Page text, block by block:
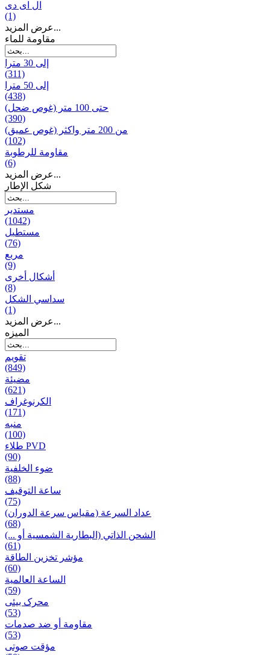
ال ای دی
(1)
عرض المزيد...
مقاومة للماء
إلى 30 مترا
(311)
إلى 50 مترا
(438)
حتى 100 متر (غوص ضحل)
(390)
من 200 متر واکثر (غوص عميق)
(102)
مقاومة للرطوبة
(6)
عرض المزيد...
شكل الإطار
مستدير
(1042)
مستطيل
(76)
مربع
(9)
أشكال أخرى
(8)
سداسي الشكل
(1)
عرض المزيد...
المیزه
تقويم
(849)
مضيئة
(621)
الكرنوغراف
(171)
منبه
(100)
طلاء PVD
(90)
ضوء الخلفية
(88)
ساعة التوقيف
(75)
عداد السرعة (مقياس سرعة الدوران)
(68)
الشحن الذاتي (البطارية الشمسية أو ...)
(61)
مؤشر تخزين الطاقة
(60)
الساعة العالمية
(59)
محرک بیئی
(53)
مقاومة أو ضد صدمات
(53)
مؤقت صوتی